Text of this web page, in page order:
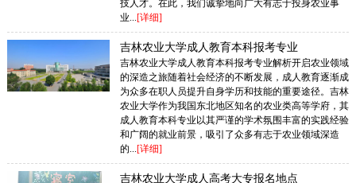
技人才。在此，我们诚挚地向广大有志于投身农业事
业...[详细]
吉林农业大学成人教育本科报考专业
吉林农业大学成人教育本科报考专业解析开启农业领域
的深造之旅随着社会经济的不断发展，成人教育逐渐成
为众多在职人员提升自身学历和技能的重要途径。吉林
农业大学作为我国东北地区知名的农业类高等学府，其
成人教育本科专业以其严谨的学术氛围丰富的实践经验
和广阔的就业前景，吸引了众多有志于农业领域深造
的...[详细]
吉林农业大学成人高考大专报名地点